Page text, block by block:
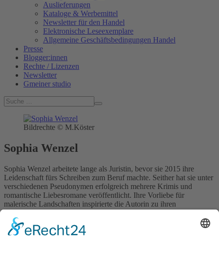
Auslieferungen
Kataloge & Werbemittel
Newsletter für den Handel
Elektronische Leseexemplare
Allgemeine Geschäftsbedingungen Handel
Presse
Blogger:innen
Rechte / Lizenzen
Newsletter
Gmeiner studio
Bildrechte © M.Köster
Sophia Wenzel
Sophia Wenzel arbeitete lange als Juristin, bevor sie 2015 ihre
Leidenschaft fürs Schreiben zum Beruf machte. Seither hat sie unter
verschiedenen Pseudonymen erfolgreich mehrere Krimis und
romantische Liebesromane veröffentlicht. Ihre Vorliebe für
malerische Landschaften inspirierte die Autorin zu ihren
einfließen lässt.